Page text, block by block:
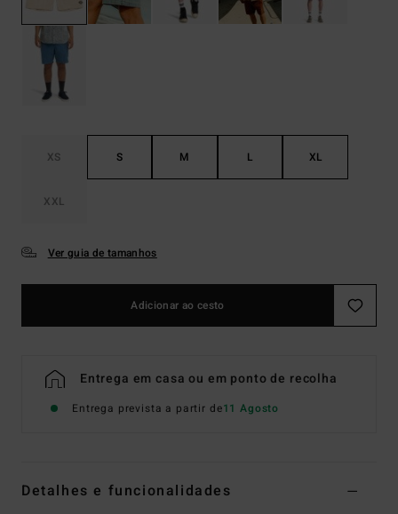
XS S M L XL
XXL
Ver guia de tamanhos
Adicionar ao cesto
Entrega em casa ou em ponto de recolha
Entrega prevista a partir de11 Agosto
Detalhes e funcionalidades